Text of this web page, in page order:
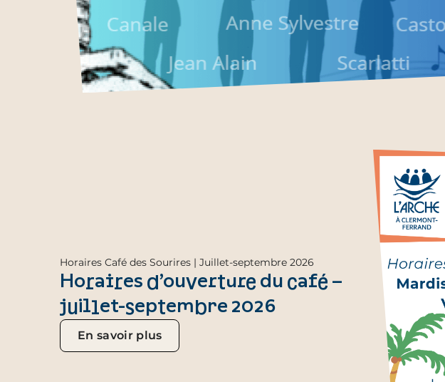
Horaires Café des Sourires | Juillet-septembre 2026
Horaires d’ouverture du café –
juillet-septembre 2026
En savoir plus